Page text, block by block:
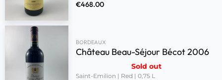
€468.00
BORDEAUX
Château Beau-Séjour Bécot 2006
Sold out
Saint-Emilion | Red | 0,75 L